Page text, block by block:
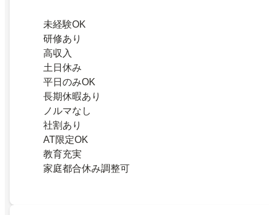
未経験OK
研修あり
高収入
土日休み
平日のみOK
長期休暇あり
ノルマなし
社割あり
AT限定OK
教育充実
家庭都合休み調整可